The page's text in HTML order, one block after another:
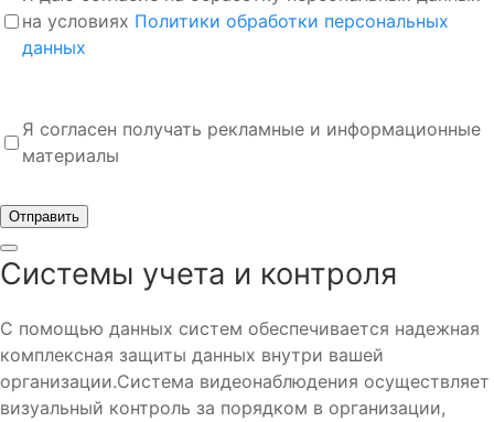
на условиях Политики обработки персональных
данных
Я согласен получать рекламные и информационные
материалы
Отправить
Системы учета и контроля
С помощью данных систем обеспечивается надежная
комплексная защиты данных внутри вашей
организации.Система видеонаблюдения осуществляет
визуальный контроль за порядком в организации,